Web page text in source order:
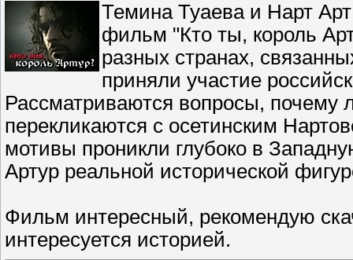
Темина Туаева и Нарт
фильм "Кто ты, король
разных странах,
приняли участие
Рассматриваются вопросы, почему
перекликаются с осетинским
мотивы проникли глубоко в
Артур реальной исторической
Фильм интересный, рекомендую
интересуется историей.